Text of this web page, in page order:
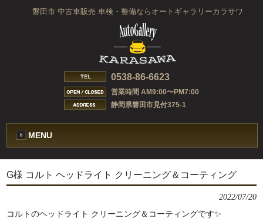
磐田市 中古車販売 車検・整備ならオートギャラリーカラサワ
0538-86-6623
営業時間 AM9:00〜PM7:00
静岡県磐田市見付375-1
MENU
G様 コルト ヘッドライト クリーニング＆コーティング
2022/07/20
コルトのヘッドライト クリーニング＆コーティングです✨️